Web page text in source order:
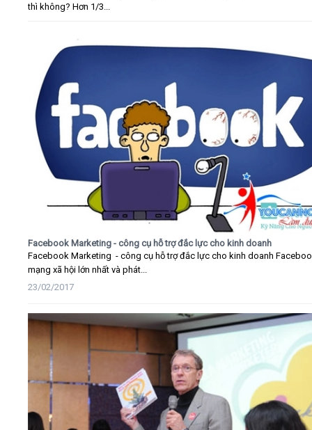
thì không? Hơn 1/3...
Facebook Marketing - công cụ hỗ trợ đắc lực cho kinh doanh
Facebook Marketing - công cụ hỗ trợ đắc lực cho kinh doanh
mạng xã hội lớn nhất và phát...
23/02/2017